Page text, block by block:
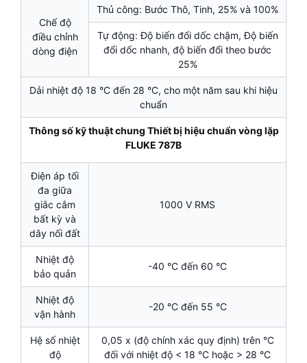
Chế độ
điều chỉnh
dòng điện
Thủ công: Bước Thô, Tinh, 25% và 100%
Tự động: Độ biến đổi dốc chậm, Độ biến
đổi dốc nhanh, độ biến đổi theo bước
25%
Dải nhiệt độ 18 °C đến 28 °C, cho một năm sau khi hiệu
chuẩn
Thông số kỹ thuật chung Thiết bị hiệu chuẩn vòng lặp
FLUKE 787B
Điện áp tối
đa giữa
giắc cắm
bất kỳ và
dây nối đất
1000 V RMS
Nhiệt độ
bảo quản
-40 °C đến 60 °C
Nhiệt độ
vận hành
-20 °C đến 55 °C
Hệ số nhiệt
độ
0,05 x (độ chính xác quy định) trên °C
đối với nhiệt độ < 18 °C hoặc > 28 °C